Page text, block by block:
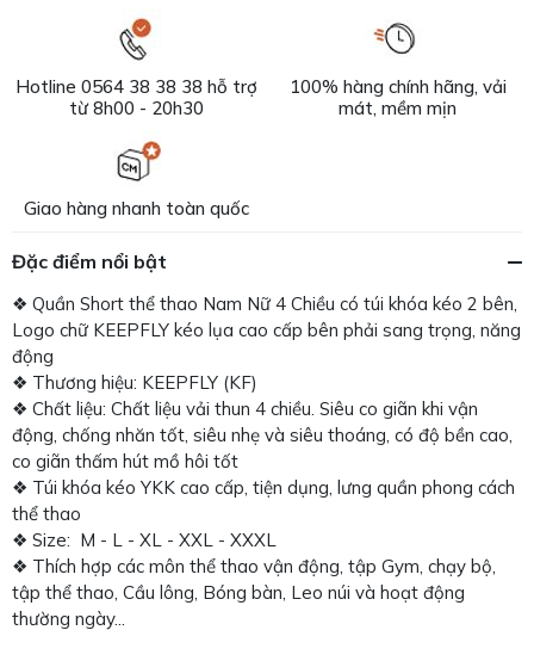
Hotline 0564 38 38 38 hỗ trợ
từ 8h00 - 20h30
100% hàng chính hãng, vải
mát, mềm mịn
Giao hàng nhanh toàn quốc
Đặc điểm nổi bật
❖ Quần Short thể thao Nam Nữ 4 Chiều có túi khóa kéo 2 bên,
Logo chữ KEEPFLY kéo lụa cao cấp bên phải sang trọng, năng
động
❖ Thương hiệu: KEEPFLY (KF)
❖ Chất liệu: Chất liệu vải thun 4 chiều. Siêu co giãn khi vận
động, chống nhăn tốt, siêu nhẹ và siêu thoáng, có độ bền cao,
co giãn thấm hút mồ hôi tốt
❖ Túi khóa kéo YKK cao cấp, tiện dụng, lưng quần phong cách
thể thao
❖ Size: M - L - XL - XXL - XXXL
❖ Thích hợp các môn thể thao vận động, tập Gym, chạy bộ,
tập thể thao, Cầu lông, Bóng bàn, Leo núi và hoạt động
thường ngày...